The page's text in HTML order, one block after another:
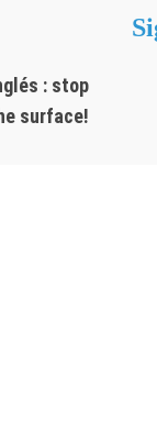
: stop
surface!